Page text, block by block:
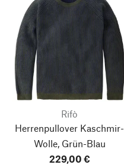
Rifò
Herrenpullover Kaschmir-
Wolle, Grün-Blau
229,00 €